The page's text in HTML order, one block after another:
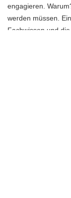
engagieren.
werden müssen.
Fachwissen und